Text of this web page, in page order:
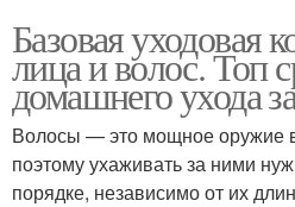
Базовая уходовая
лица и волос. Топ
домашнего ухода
Волосы — это мощное оружие
поэтому ухаживать за ними
порядке, независимо от их